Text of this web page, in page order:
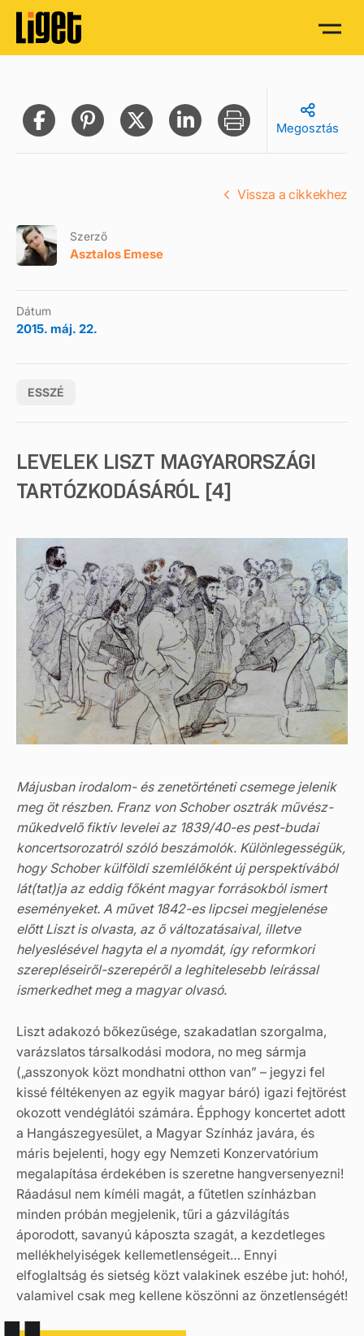
Megosztás
Szerző
Asztalos Emese
Dátum
2015. máj. 22.
ESSZÉ
Vissza a cikkekhez
LEVELEK LISZT MAGYARORSZÁGI
TARTÓZKODÁSÁRÓL [4]
Májusban irodalom- és zenetörténeti csemege jelenik
meg öt részben. Franz von Schober osztrák művész-
műkedvelő fiktív levelei az 1839/40-es pest-budai
koncertsorozatról szóló beszámolók. Különlegességük,
hogy Schober külföldi szemlélőként új perspektívából
lát(tat)ja az eddig főként magyar forrásokból ismert
eseményeket. A művet 1842-es lipcsei megjelenése
előtt Liszt is olvasta, az ő változatásaival, illetve
helyeslésével hagyta el a nyomdát, így reformkori
szerepléseiről-szerepéről a leghitelesebb leírással
ismerkedhet meg a magyar olvasó.
Liszt adakozó bőkezűsége, szakadatlan szorgalma,
varázslatos társalkodási modora, no meg sármja
(„asszonyok közt mondhatni otthon van” – jegyzi fel
kissé féltékenyen az egyik magyar báró) igazi fejtörést
okozott vendéglátói számára. Épphogy koncertet adott
a Hangászegyesület, a Magyar Színház javára, és
máris bejelenti, hogy egy Nemzeti Konzervatórium
megalapítása érdekében is szeretne hangversenyezni!
Ráadásul nem kíméli magát, a fűtetlen színházban
minden próbán megjelenik, tűri a gázvilágítás
áporodott, savanyú káposzta szagát, a kezdetleges
mellékhelyiségek kellemetlenségeit… Ennyi
elfoglaltság és sietség közt valakinek eszébe jut: hohó!,
valamivel csak meg kellene köszönni az önzetlenségét!